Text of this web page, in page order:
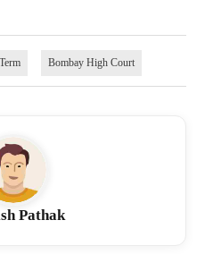
Bombay High Court
Pathak